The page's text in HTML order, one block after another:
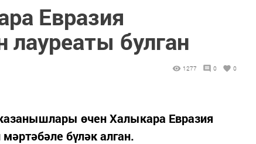
Евразия
булган
1277 0 0
өчен Халыкара Евразия
бүләк алган.